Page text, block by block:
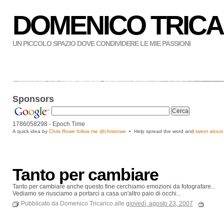
DOMENICO
UN PICCOLO SPAZIO DOVE CONDIVIDERE LE MIE PASSIONI
Sponsors
1786058298 - Epoch Time
A quick idea by Chris Rowe follow me @chrisrowe • Help spread the word and tweet
Tanto per cambiare
Tanto per cambiare anche questo fine cerchiamo emozioni da fotografare...
Vediamo se riusciamo a portarci a casa un'altro paio di occhi...
Pubblicato da Domenico Tricarico alle giovedì, agosto 23, 2007